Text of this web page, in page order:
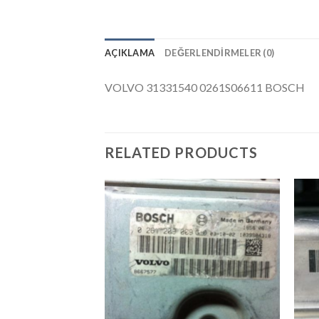
AÇIKLAMA DEĞERLENDIRMELER (0)
VOLVO 31331540 0261S06611 BOSCH
RELATED PRODUCTS
İstek
Listeme
Ekle